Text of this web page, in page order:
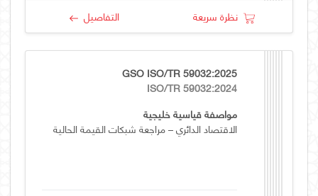
نظرة سريعة التفاصيل
GSO ISO/TR 59032:2025
ISO/TR 59032:2024
مواصفة قياسية خليجية
الاقتصاد الدائري – مراجعة شبكات القيمة الحالية